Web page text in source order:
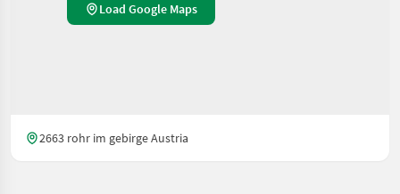
Load Google Maps
2663 rohr im gebirge Austria